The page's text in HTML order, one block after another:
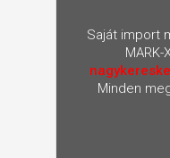
Saját import
Minden